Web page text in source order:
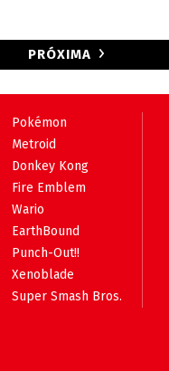
PRÓXIMA
Pokémon
Metroid
Donkey Kong
Fire Emblem
Wario
EarthBound
Punch-Out!!
Xenoblade
Super Smash Bros.